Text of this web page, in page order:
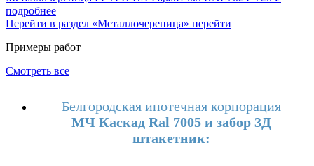
подробнее
Перейти в раздел «Металлочерепица» перейти
Примеры работ
Смотреть все
Белгородская ипотечная корпорация
МЧ Каскад Ral 7005 и забор 3Д
штакетник: